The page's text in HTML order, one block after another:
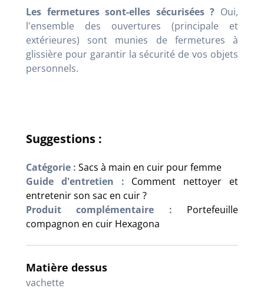
Les fermetures sont-elles sécurisées ? Oui,
l'ensemble des ouvertures (principale et
extérieures) sont munies de fermetures à
glissière pour garantir la sécurité de vos objets
personnels.
Suggestions :
Catégorie : Sacs à main en cuir pour femme
Guide d'entretien :
Comment nettoyer et
entretenir son sac en cuir ?
Produit complémentaire :
Portefeuille
compagnon en cuir Hexagona
Matière dessus
vachette